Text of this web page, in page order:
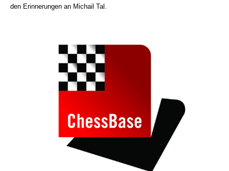
den Erinnerungen an Michail Tal.